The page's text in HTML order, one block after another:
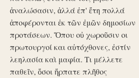
ἀναλώσασιν, ἀλλά ἐπ' ἔτη πολλά
ἀποφέρονται ἐκ τῶν ἐμῶν δημοσίων
προτάσεων. Ὅπου οὐ χωροῦσιν οι
πρωτουργοί και αὐτόχθονες, ἐστίν
λεηλασία καὶ μαφία. Τι μέλλετε
παθεῖν, ὅσοι ἥρπατε πλῆθος